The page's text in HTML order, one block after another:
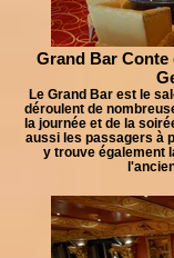
Grand Bar Conte
Le Grand Bar est le
déroulent de
la journée et de la
aussi les passagers à
y trouve également